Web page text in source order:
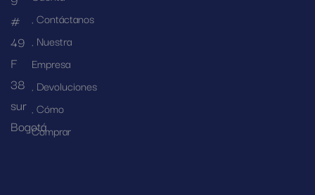
#
49
F
38
sur
Bogotá
Contáctanos
Nuestra
Empresa
Devoluciones
Cómo
Comprar